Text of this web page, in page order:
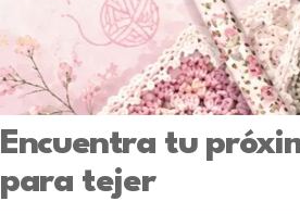
Encuentra tu
para tejer